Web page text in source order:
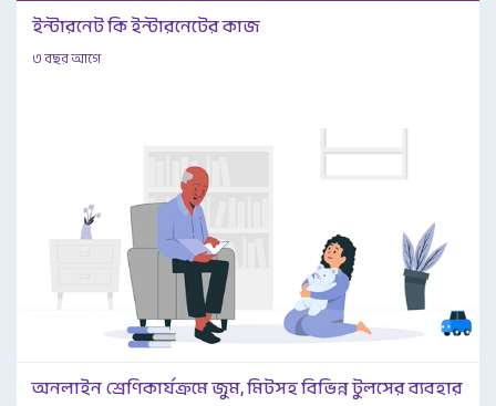
ইন্টারনেট কি ইন্টারনেটের কাজ
৩ বছর আগে
অনলাইন শ্রেণিকার্যক্রমে জুম, মিটসহ বিভিন্ন টুলসের ব্যবহার